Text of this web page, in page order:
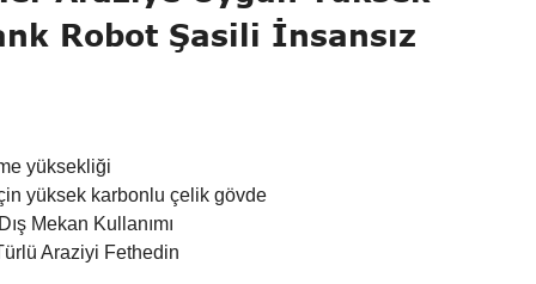
Robot Şasili İnsansız
yüksekliği
yüksek karbonlu çelik gövde
Mekan Kullanımı
Araziyi Fethedin